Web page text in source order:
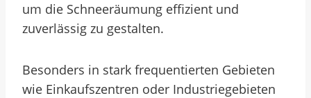
um die Schneeräumung effizient und
zuverlässig zu gestalten.
Besonders in stark frequentierten Gebieten
wie Einkaufszentren oder Industriegebieten